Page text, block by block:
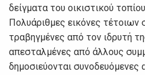
δείγματα του οικιστικού
Πολυάριθμες εικόνες τέτοιων
τραβηγμένες από τον ιδρυτή
απεσταλμένες από άλλους
δημοσιεύονται συνοδευόμενες